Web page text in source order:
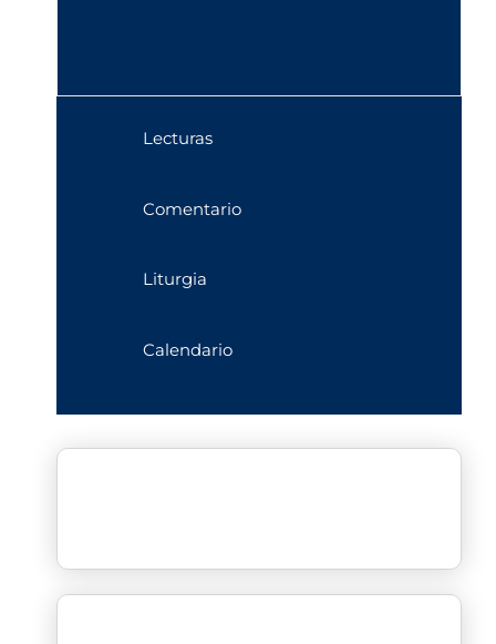
Lecturas
Comentario
Liturgia
Calendario